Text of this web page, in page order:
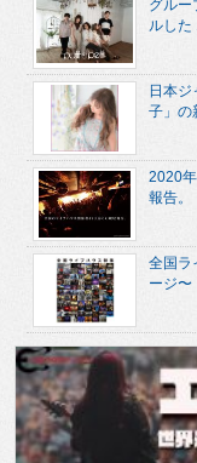
グルー
ルした
日本
子」の
2020
報告。
全国ラ
ージ〜